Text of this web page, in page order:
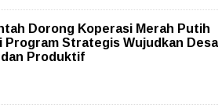
Dorong Koperasi Merah Putih
Program Strategis Wujudkan Desa
dan Produktif